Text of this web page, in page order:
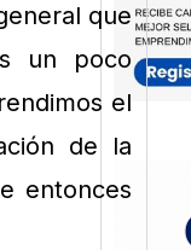
que
un poco
el
de la
entonces